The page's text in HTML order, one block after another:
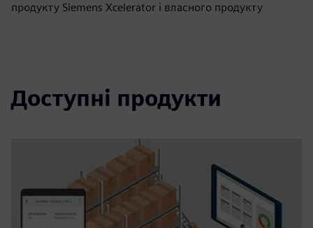
продукту Siemens Xcelerator і власного продукту
Доступні продукти